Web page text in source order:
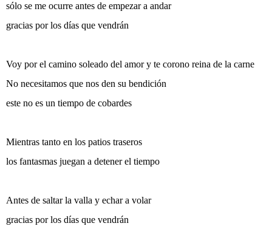
sólo se me ocurre antes de empezar a andar
gracias por los días que vendrán
Voy por el camino soleado del amor y te corono reina de la carne
No necesitamos que nos den su bendición
este no es un tiempo de cobardes
Mientras tanto en los patios traseros
los fantasmas juegan a detener el tiempo
Antes de saltar la valla y echar a volar
gracias por los días que vendrán